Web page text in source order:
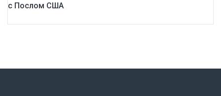
с Послом США